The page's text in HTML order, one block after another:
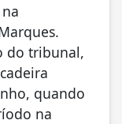
do tribunal,
quando
na